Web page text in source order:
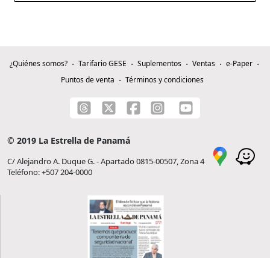
¿Quiénes somos? Tarifario GESE Suplementos Ventas
e-Paper
Puntos de venta
Términos y condiciones
© 2019 La Estrella de Panamá
C/ Alejandro A. Duque G. - Apartado 0815-00507, Zona 4
Teléfono: +507 204-0000